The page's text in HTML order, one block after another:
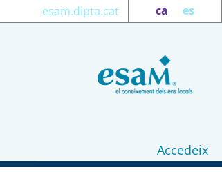
ca es
esam.dipta.cat
Accedeix